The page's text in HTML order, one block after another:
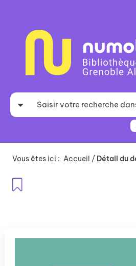
recherche
Vous êtes ici : Accueil / Détail du